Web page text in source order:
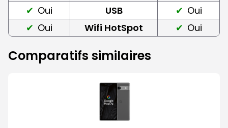
Oui
USB
Oui
Oui
Wifi HotSpot Oui
Comparatifs similaires